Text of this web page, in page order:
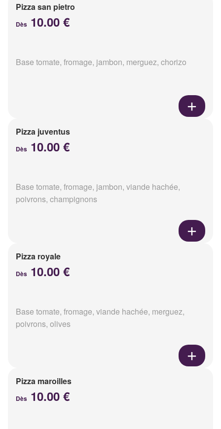
Pizza san pietro
Dès 10.00 €
Base tomate, fromage, jambon, merguez, chorizo
Pizza juventus
Dès 10.00 €
Base tomate, fromage, jambon, viande hachée,
poivrons, champignons
Pizza royale
Dès 10.00 €
Base tomate, fromage, viande hachée, merguez,
poivrons, olives
Pizza maroilles
Dès 10.00 €